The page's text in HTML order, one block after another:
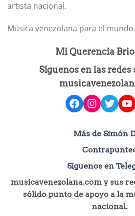
artista nacional.
Música venezolana para el mundo.
Mi Querencia
Síguenos en las redes
facebook
Más de Simón
Síguenos en
musicavenezolana.com y sus
sólido punto de apoyo a la
nacional.